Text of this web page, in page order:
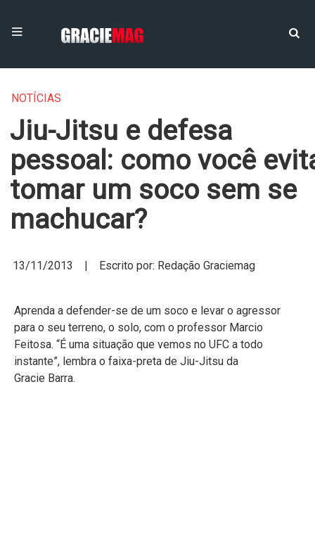
NOTÍCIAS
Jiu-Jitsu e defesa
pessoal: como você
tomar um soco sem se
machucar?
13/11/2013 | Escrito por: Redação Graciemag
Aprenda a defender-se de um soco e levar o agressor
para o seu terreno, o solo, com o professor Marcio
Feitosa. “É uma situação que vemos no UFC a todo
instante”, lembra o faixa-preta de Jiu-Jitsu da
Gracie Barra.